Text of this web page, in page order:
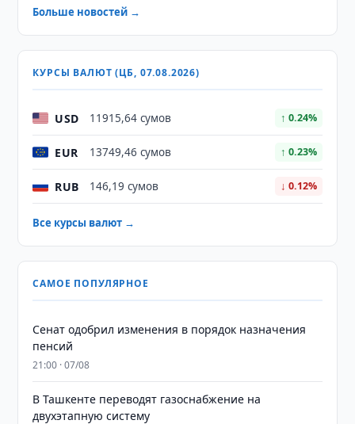
Больше новостей →
КУРСЫ ВАЛЮТ (ЦБ, 07.08.2026)
USD 11915,64 сумов ↑ 0.24%
EUR 13749,46 сумов ↑ 0.23%
RUB 146,19 сумов ↓ 0.12%
Все курсы валют →
САМОЕ ПОПУЛЯРНОЕ
Сенат одобрил изменения в порядок назначения
пенсий
21:00 · 07/08
В Ташкенте переводят газоснабжение на
двухэтапную систему